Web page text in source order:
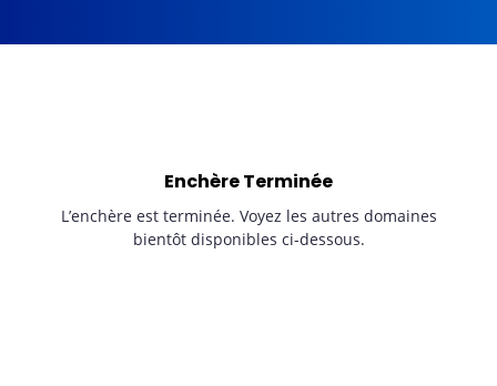
Enchère Terminée
L’enchère est terminée. Voyez les autres domaines
bientôt disponibles ci-dessous.